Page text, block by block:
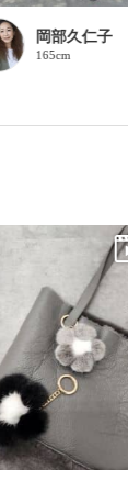
岡部久仁子
165cm